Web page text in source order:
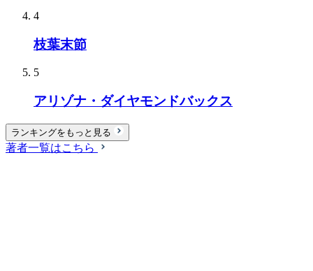
4
枝葉末節
5
アリゾナ・ダイヤモンドバックス
ランキングをもっと見る
著者一覧はこちら